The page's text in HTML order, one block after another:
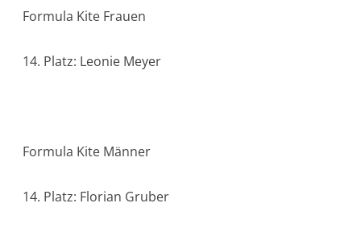
Formula Kite Frauen
14. Platz: Leonie Meyer
Formula Kite Männer
14. Platz: Florian Gruber